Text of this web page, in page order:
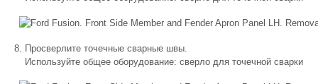
Просверлите точечные сварные швы.
Используйте общее оборудование: сверло для точечной сварки